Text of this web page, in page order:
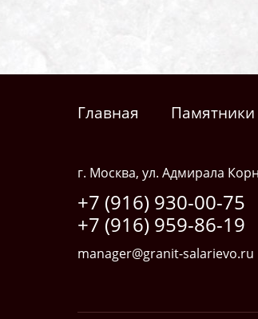
Главная Памятники
г. Москва, ул. Адмирала
+7 (916) 930-00-75
+7 (916) 959-86-19
manager@granit-salarievo.ru